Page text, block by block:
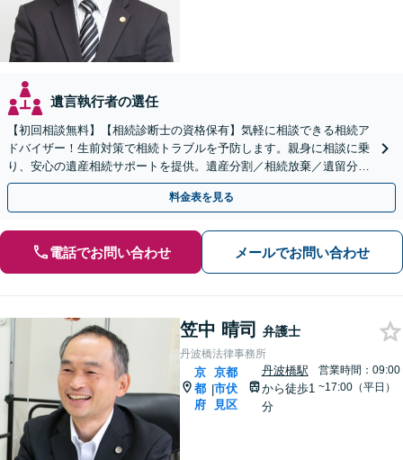
遺言執行者の選任
【初回相談無料】【相続診断士の資格保有】気軽に相談できる相続ア
ドバイザー！生前対策で相続トラブルを予防します。親身に相談に乗
り、安心の遺産相続サポートを提供。遺産分割／相続放棄／遺留分も
お任せ！【出張サポート】【完全個室】【丸太町駅6分】
料金表を見る
電話でお問い合わせ メールでお問い合わせ
笠中 晴司 弁護士
丹波橋法律事務所
京
都
府
|
京都
市伏
見区
丹波橋駅
から徒歩1
分
営業時間：09:00
~17:00（平日）